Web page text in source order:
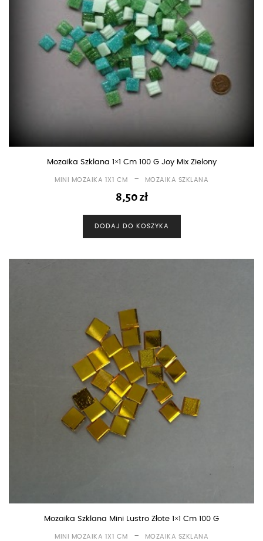
Mozaika Szklana 1×1 Cm 100 G Joy Mix Zielony
MINI MOZAIKA 1X1 CM - MOZAIKA SZKLANA
8,50zł
DODAJ DO KOSZYKA
Mozaika Szklana Mini Lustro Złote 1×1 Cm 100 G
MINI MOZAIKA 1X1 CM - MOZAIKA SZKLANA